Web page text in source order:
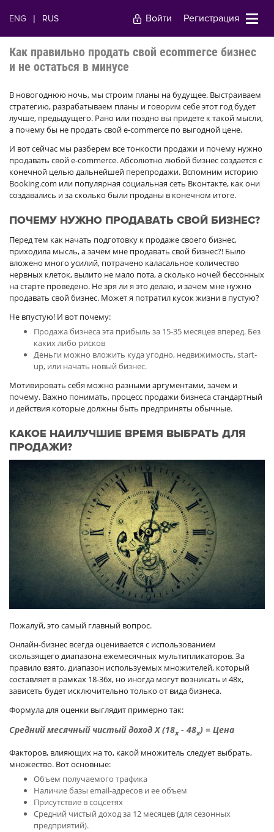
ENG | RUS Войти Регистрация
Как правильно продать свой ecommerce бизнес
и не остаться в минусе
В новогоднюю ночь, мы строим планы на будущее. Выстраиваем
стратегию, разрабатываем планы и говорим себе этот год будет
лучше, предыдущего. Рано или поздно вы придете к такой мысли,
а почему бы не продать свой e-commerce по выгодной цене.
И вот сейчас мы разберем все тонкости продажи и почему нужно
продавать свой e-commerce. Абсолютно любой бизнес создается с
конечной целью дальнейшей перепродажи. Вспомним историю
Booking.com или популярная социальная сеть Вконтакте, как они
создавались и за сколько были проданы в конечном итоге.
ПОЧЕМУ НУЖНО ПРОДАВАТЬ СВОЙ БИЗНЕС?
Перед тем как начать подготовку к продаже своего бизнес,
приходила мысль, а зачем мне продавать свой бизнес?! Было
вложено много усилий, потрачено каласальное количество
нервных клеток, вылито не мало пота, а сколько ночей бессонных
на старте проведено. Не зря ли я это делаю, и зачем мне нужно
продавать свой бизнес. Может я потратил кусок жизни в пустую?
Не впустую! И вот почему:
Продажа бизнеса эта прибыль за 15-35 месяцев вперед. Без
каких либо рисков
Деньги можно вложить куда угодно, недвижимость, start-
up, или начать новый бизнес.
Мотивировать себя можно разными аргументами, зачем и
почему. Важно понимать, процесс продажи бизнеса стандартный
и действия которые должны быть предприняты обычные.
КАКОЕ НАИЛУЧШИЕ ВРЕМЯ ВЫБРАТЬ ДЛЯ
ПРОДАЖИ?
Пожалуй, это самый главный вопрос.
Онлайн-бизнес всегда оценивается с использованием
скользящего диапазона ежемесячных мультипликаторов. За
правило взято, диапазон используемых множителей, который
составляет в рамках 18-36x, но иногда могут возникать и 48x,
зависеть будет исключительно только от вида бизнеса.
Формула для оценки выглядит примерно так:
Средний месячный чистый доход Х (18x- 48x) = Цена
Факторов, влияющих на то, какой множитель следует выбрать,
множество. Вот основные:
Объем получаемого трафика
Наличие базы email-адресов и ее объем
Присутствие в соцсетях
Средний чистый доход за 12 месяцев (для сезонных
предприятий).